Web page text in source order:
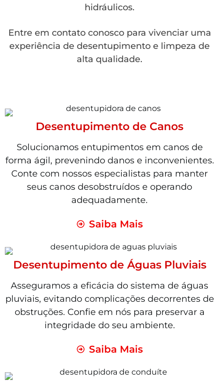
hidráulicos.
Entre em contato conosco para vivenciar uma
experiência de desentupimento e limpeza de
alta qualidade.
Desentupimento de Canos
Solucionamos entupimentos em canos de
forma ágil, prevenindo danos e inconvenientes.
Conte com nossos especialistas para manter
seus canos desobstruídos e operando
adequadamente.
Saiba Mais
Desentupimento de Águas Pluviais
Asseguramos a eficácia do sistema de águas
pluviais, evitando complicações decorrentes de
obstruções. Confie em nós para preservar a
integridade do seu ambiente.
Saiba Mais